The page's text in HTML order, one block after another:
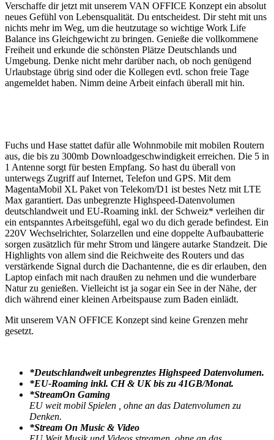
Verschaffe dir jetzt mit unserem VAN OFFICE Konzept ein absolut
neues Gefühl von Lebensqualität. Du entscheidest. Dir steht mit uns
nichts mehr im Weg, um die heutzutage so wichtige Work Life
Balance ins Gleichgewicht zu bringen. Genieße die vollkommene
Freiheit und erkunde die schönsten Plätze Deutschlands und
Umgebung. Denke nicht mehr darüber nach, ob noch genügend
Urlaubstage übrig sind oder die Kollegen evtl. schon freie Tage
angemeldet haben. Nimm deine Arbeit einfach überall mit hin.
Fuchs und Hase stattet dafür alle Wohnmobile mit mobilen Routern
aus, die bis zu 300mb Downloadgeschwindigkeit erreichen. Die 5 in
1 Antenne sorgt für besten Empfang. So hast du überall von
unterwegs Zugriff auf Internet, Telefon und GPS. Mit dem
MagentaMobil XL Paket von Telekom/D1 ist bestes Netz mit LTE
Max garantiert. Das unbegrenzte Highspeed-Datenvolumen
deutschlandweit und EU-Roaming inkl. der Schweiz* verleihen dir
ein entspanntes Arbeitsgefühl, egal wo du dich gerade befindest. Ein
220V Wechselrichter, Solarzellen und eine doppelte Aufbaubatterie
sorgen zusätzlich für mehr Strom und längere autarke Standzeit. Die
Highlights von allem sind die Reichweite des Routers und das
verstärkende Signal durch die Dachantenne, die es dir erlauben, den
Laptop einfach mit nach draußen zu nehmen und die wunderbare
Natur zu genießen. Vielleicht ist ja sogar ein See in der Nähe, der
dich während einer kleinen Arbeitspause zum Baden einlädt.
Mit unserem VAN OFFICE Konzept sind keine Grenzen mehr
gesetzt.
*Deutschlandweit unbegrenztes Highspeed Datenvolumen.
*EU-Roaming inkl. CH & UK bis zu 41GB/Monat.
*StreamOn Gaming
EU weit mobil Spielen , ohne an das Datenvolumen zu
Denken.
*Stream On Music & Video